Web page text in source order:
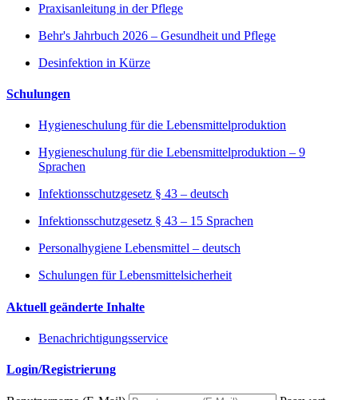
Praxisanleitung in der Pflege
Behr's Jahrbuch 2026 – Gesundheit und Pflege
Desinfektion in Kürze
Schulungen
Hygieneschulung für die Lebensmittelproduktion
Hygieneschulung für die Lebensmittelproduktion – 9
Sprachen
Infektionsschutzgesetz § 43 – deutsch
Infektionsschutzgesetz § 43 – 15 Sprachen
Personalhygiene Lebensmittel – deutsch
Schulungen für Lebensmittelsicherheit
Aktuell geänderte Inhalte
Benachrichtigungsservice
Login/Registrierung